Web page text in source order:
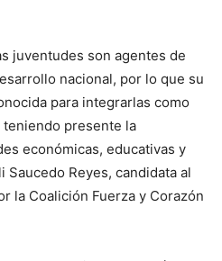
juventudes son agentes de
nacional, por lo que su
para integrarlas como
presente la
económicas, educativas y
Reyes, candidata al
la Coalición Fuerza y Corazón